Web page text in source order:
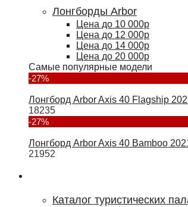
Лонгборды Arbor
Цена до 10 000р
Цена до 12 000р
Цена до 14 000р
Цена до 20 000р
Самые популярные модели
-27%
Лонгборд Arbor Axis 40 Flagship
18235
-27%
Лонгборд Arbor Axis 40 Bamboo
21952
Каталог туристических